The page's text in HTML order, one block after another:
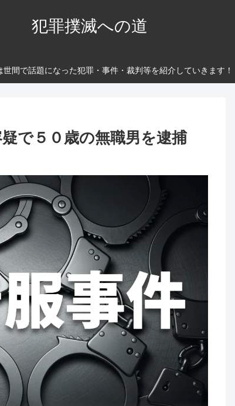
犯罪撲滅への道
世間で話題になった犯罪・事件・裁判等を紹介していきます！
で５０歳の無職男を逮捕